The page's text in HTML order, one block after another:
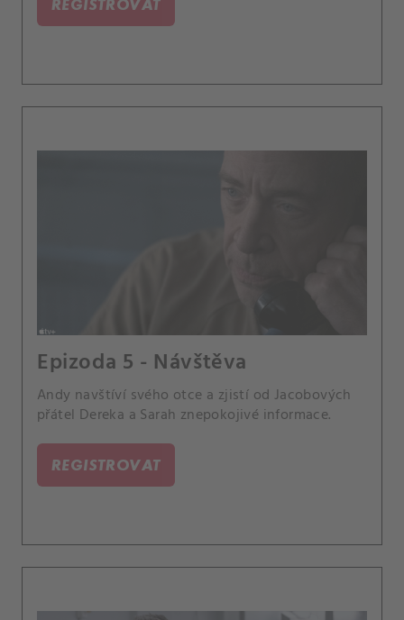
Epizoda 5 - Návštěva
Andy navštíví svého otce a zjistí od Jacobových
přátel Dereka a Sarah znepokojivé informace.
REGISTROVAT